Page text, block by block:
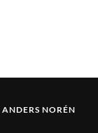
ANDERS NORÉN